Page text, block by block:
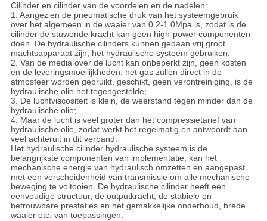
Cilinder en cilinder van de voordelen en de nadelen:
1. Aangezien de pneumatische druk van het systeemgebruik
over het algemeen in de waaier van 0.2-1.0Mpa is, zodat is de
cilinder de stuwende kracht kan geen high-power componenten
doen. De hydraulische cilinders kunnen gedaan vrij groot
machtsapparaat zijn, het hydraulische systeem gebruiken;
2. Van de media over de lucht kan onbeperkt zijn, geen kosten
en de leveringsmoeilijkheden, het gas zullen direct in de
atmosfeer worden gebruikt, geschikt, geen verontreiniging, is de
hydraulische olie het tegengestelde;
3. De luchtviscositeit is klein, de weerstand tegen minder dan de
hydraulische olie;
4. Maar de lucht is veel groter dan het compressietarief van
hydraulische olie, zodat werkt het regelmatig en antwoordt aan
veel achteruit in dit verband.
Het hydraulische cilinder hydraulische systeem is de
belangrijkste componenten van implementatie, kan het
mechanische energie van hydraulisch omzetten en aangepast
met een verscheidenheid van transmissie om alle mechanische
beweging te voltooien. De hydraulische cilinder heeft een
eenvoudige structuur, de outputkracht, de stabiele en
betrouwbare prestaties en het gemakkelijke onderhoud, brede
waaier etc. van toepassingen.